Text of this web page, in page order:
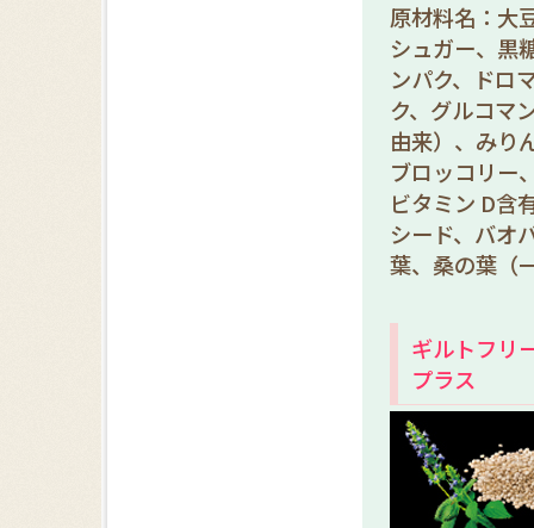
原材料名：大
シュガー、黒
ンパク、ドロ
ク、グルコマ
由来）、みり
ブロッコリー
ビタミン D含
シード、バオ
葉、桑の葉（
ギルトフリ
プラス